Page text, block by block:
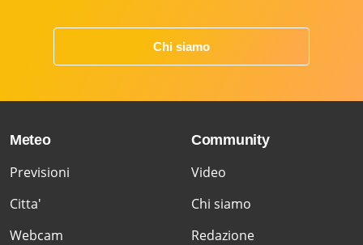
Chi siamo
Meteo
Previsioni
Citta'
Webcam
Community
Video
Chi siamo
Redazione